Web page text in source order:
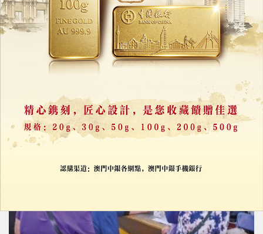
社工局聯同衛生局上門關懷獨居長者
「夏日清涼補給行動」暖心探訪
10/07/2026 34338